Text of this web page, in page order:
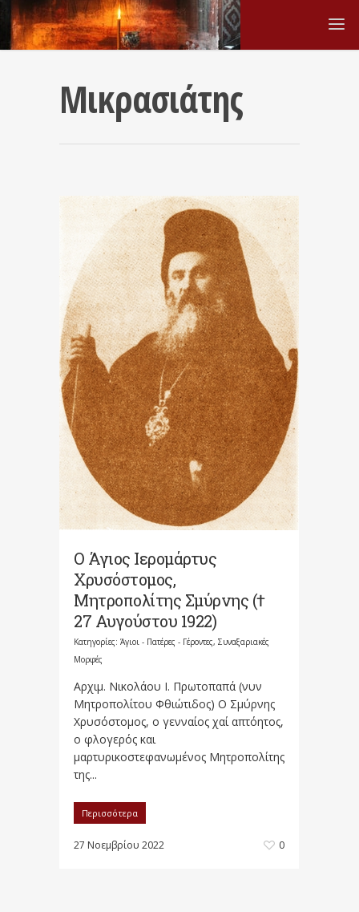
Μικρασιάτης
Ο Άγιος Ιερομάρτυς
Χρυσόστομος,
Μητροπολίτης Σμύρνης (†
27 Αυγούστου 1922)
Κατηγορίες: Άγιοι - Πατέρες - Γέροντες, Συναξαριακές
Μορφές
Αρχιμ. Νικολάου Ι. Πρωτοπαπά (νυν
Μητροπολίτου Φθιώτιδος) Ο Σμύρνης
Χρυσόστομος, ο γενναίος χαί απτόητος,
ο φλογερός και
μαρτυρικοστεφανωμένος Μητροπολίτης
της...
Περισσότερα
27 Νοεμβρίου 2022 0